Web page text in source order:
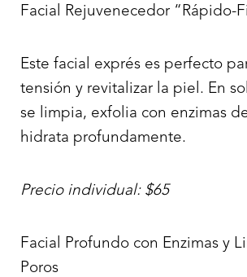
Facial Rejuvenecedor “Rápido-
Este facial exprés es perfecto
tensión y revitalizar la piel. En
se limpia, exfolia con enzimas
hidrata profundamente.
Precio individual: $65
Facial Profundo con Enzimas y
Poros
T+
Larger Text
↔
Text Spacing